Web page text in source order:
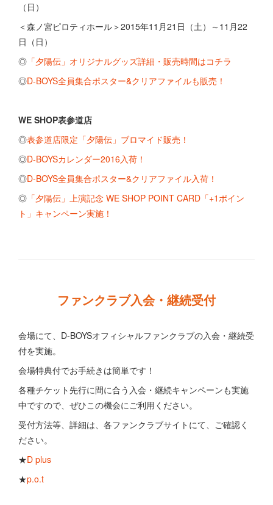
（日）
＜森ノ宮ピロティホール＞2015年11月21日（土）～11月22
日（日）
◎ 「夕陽伝」オリジナルグッズ詳細・販売時間はコチラ
◎D-BOYS全員集合ポスター&クリアファイルも販売！
WE SHOP表参道店
◎表参道店限定「夕陽伝」ブロマイド販売！
◎D-BOYSカレンダー2016入荷！
◎D-BOYS全員集合ポスター&クリアファイル入荷！
◎ 「夕陽伝」上演記念 WE SHOP POINT CARD「+1ポイン
ト」キャンペーン実施！
ファンクラブ入会・継続受付
会場にて、D-BOYSオフィシャルファンクラブの入会・継続受
付を実施。
会場特典付でお手続きは簡単です！
各種チケット先行に間に合う入会・継続キャンペーンも実施
中ですので、ぜひこの機会にご利用ください。
受付方法等、詳細は、各ファンクラブサイトにて、ご確認く
ださい。
★D plus
★p.o.t